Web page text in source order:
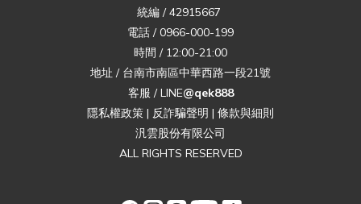
統編 / 42915667
電話 / 0966-000-199
時間 / 12:00-21:00
地址 / 台南市南區中華西路一段21號
客服 / LINE@qek888
隱私權政策 | 反詐騙聲明 | 條款與細則
汎雲股份有限公司
ALL RIGHTS RESERVED